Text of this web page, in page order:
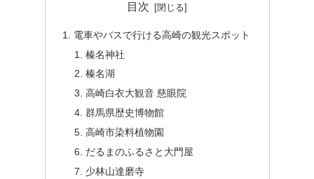
目次
電車やバスで行ける高崎の観光スポット
榛名神社
榛名湖
高崎白衣大観音 慈眼院
群馬県歴史博物館
高崎市染料植物園
だるまのふるさと大門屋
少林山達磨寺